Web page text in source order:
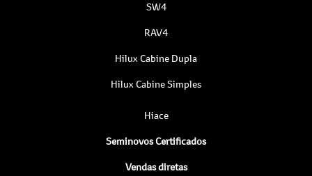
SW4
RAV4
Hilux Cabine Dupla
Hilux Cabine Simples
Hiace
Seminovos Certificados
Vendas diretas